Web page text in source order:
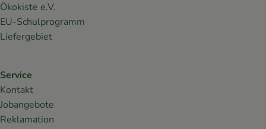
Ökokiste e.V.
EU-Schulprogramm
Liefergebiet
Service
Kontakt
Jobangebote
Reklamation